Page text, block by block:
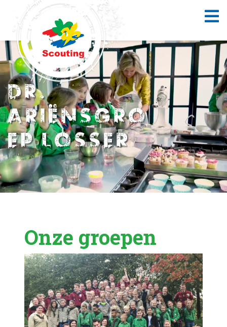
DR.
ARIËNSGRO
EP LOSSER
Onze groepen